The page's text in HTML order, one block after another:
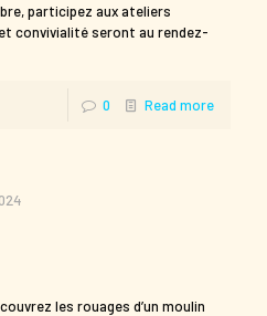
participez aux ateliers
convivialité seront au rendez-
0 Read more
les rouages d’un moulin